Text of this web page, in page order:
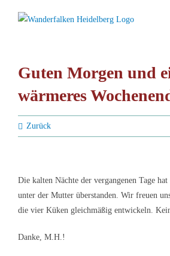
Inhalt
Guten Morgen und
wärmeres
Zurück
Die kalten Nächte der vergangenen Tage
unter der Mutter überstanden. Wir freuen
die vier Küken gleichmäßig entwickeln.
Danke, M.H.!